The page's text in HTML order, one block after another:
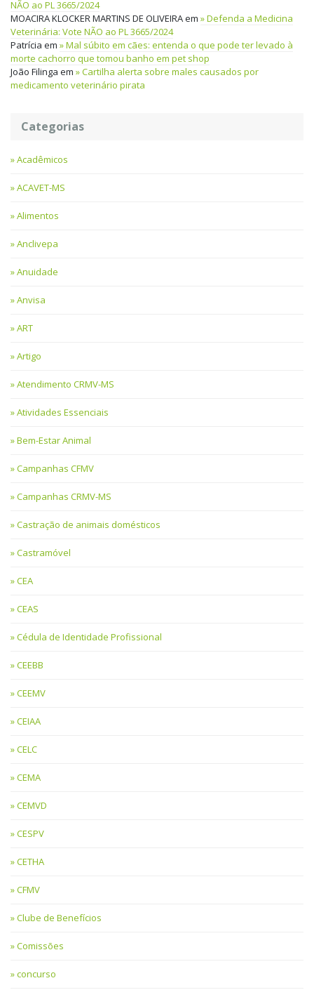
NÃO ao PL 3665/2024
MOACIRA KLOCKER MARTINS DE OLIVEIRAem
Defenda a Medicina
Veterinária: Vote NÃO ao PL 3665/2024
Patrícia em
Mal súbito em cães: entenda o que pode ter levado à
morte cachorro que tomou banho em pet shop
João Filinga em
Cartilha alerta sobre males causados por
medicamento veterinário pirata
Categorias
Acadêmicos
ACAVET-MS
Alimentos
Anclivepa
Anuidade
Anvisa
ART
Artigo
Atendimento CRMV-MS
Atividades Essenciais
Bem-Estar Animal
Campanhas CFMV
Campanhas CRMV-MS
Castração de animais domésticos
Castramóvel
CEA
CEAS
Cédula de Identidade Profissional
CEEBB
CEEMV
CEIAA
CELC
CEMA
CEMVD
CESPV
CETHA
CFMV
Clube de Benefícios
Comissões
concurso